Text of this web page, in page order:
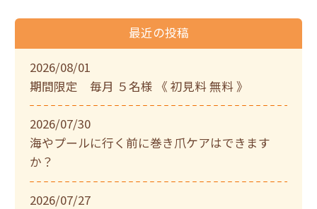
最近の投稿
2026/08/01
期間限定 毎月 ５名様 《 初見料 無料 》
2026/07/30
海やプールに行く前に巻き爪ケアはできます
か？
2026/07/27